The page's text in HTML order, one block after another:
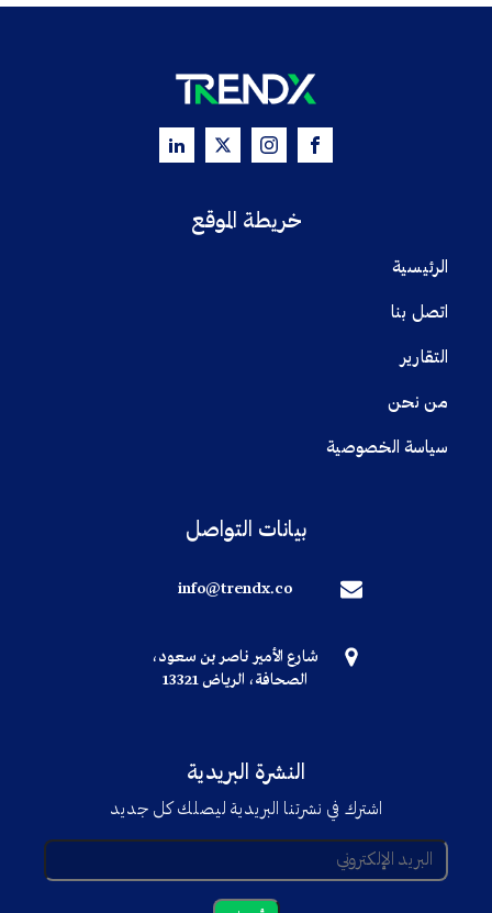
خريطة الموقع
الرئيسية
اتصل بنا
التقارير
من نحن
سياسة الخصوصية
بيانات التواصل
info@trendx.co
شارع الأمير ناصر بن سعود،
الصحافة، الرياض 13321
النشرة البريدية
اشترك في نشرتنا البريدية ليصلك كل جديد